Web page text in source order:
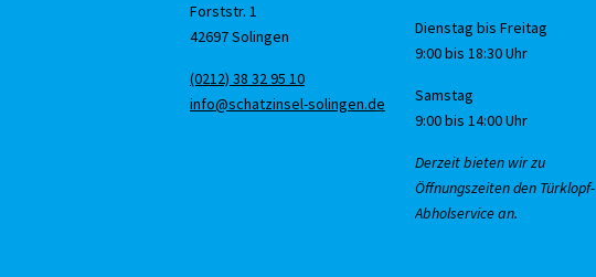
Forststr. 1
42697 Solingen
(0212) 38 32 95 10
info@schatzinsel-solingen.de
Dienstag bis Freitag
9:00 bis 18:30 Uhr
Samstag
9:00 bis 14:00 Uhr
Derzeit bieten wir zu
Öffnungszeiten den Türklopf-
Abholservice an.